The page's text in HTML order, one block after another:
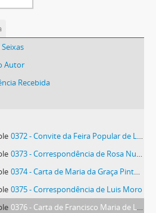
Autor
Recebida
0372 - Convite da Feira Popular de Lisboa, Mercado de Artesanato
0373 - Correspondência de Rosa Nunes Bilelo de Mesquita
0374 - Carta de Maria da Graça Pinto de Almeida Morais
0375 - Correspondência de Luis Moro
0376 - Carta de Francisco Maria de Lencastre Teixeira da Mota